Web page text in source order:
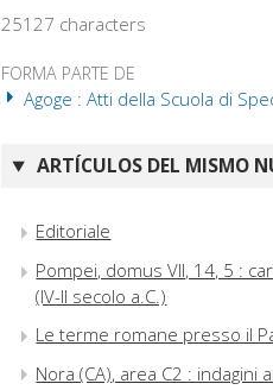
25127 characters
FORMA PARTE DE
Agoge : Atti della Scuola di
ARTÍCULOS DEL MISMO
Editoriale
Pompei, domus VII, 14, 5 :
(IV-II secolo a.C.)
Le terme romane presso il
Nora (CA), area C2 :